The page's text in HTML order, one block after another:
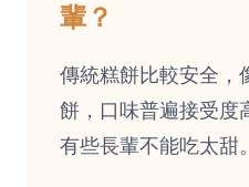
輩？
傳統糕餅比較安全，
餅，口味普遍接受度
有些長輩不能吃太甜。